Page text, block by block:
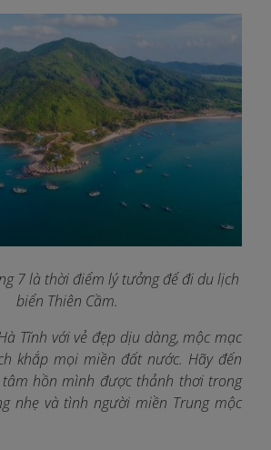
7 là thời điểm lý tưởng để đi du lịch
biển Thiên Cầm.
Tĩnh với vẻ đẹp dịu dàng, mộc mạc
khắp mọi miền đất nước. Hãy đến
hồn mình được thảnh thơi trong
nhẹ và tình người miền Trung mộc